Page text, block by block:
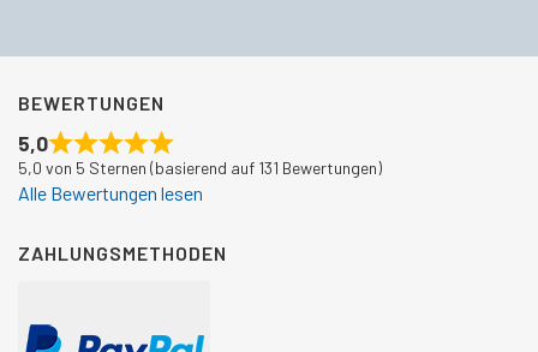
BEWERTUNGEN
5,0
5,0 von 5 Sternen (basierend auf 131 Bewertungen)
Alle Bewertungen lesen
ZAHLUNGSMETHODEN